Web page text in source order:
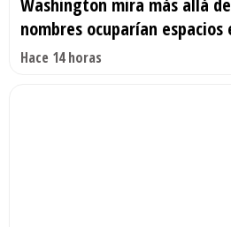
Washington mira más allá
nombres ocuparían
Hace 14 horas